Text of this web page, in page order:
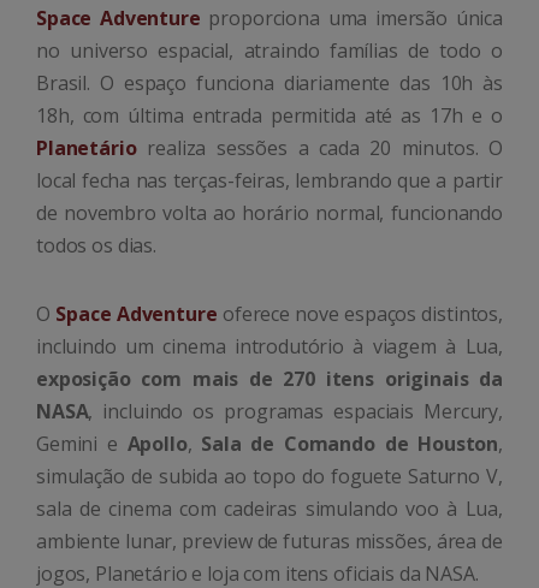
Space Adventure proporciona uma imersão única
no universo espacial, atraindo famílias de todo o
Brasil. O espaço funciona diariamente das 10h às
18h, com última entrada permitida até as 17h e o
Planetáriorealiza sessões a cada 20 minutos. O
local fecha nas terças-feiras, lembrando que a partir
de novembro volta ao horário normal, funcionando
todos os dias.
O Space Adventure oferece nove espaços distintos,
incluindo um cinema introdutório à viagem à Lua,
exposição com mais de 270 itens originais da
NASA, incluindo os programas espaciais Mercury,
Gemini e Apollo, Sala de Comando de Houston,
simulação de subida ao topo do foguete Saturno V,
sala de cinema com cadeiras simulando voo à Lua,
ambiente lunar, preview de futuras missões, área de
jogos, Planetário e loja com itens oficiais da NASA.